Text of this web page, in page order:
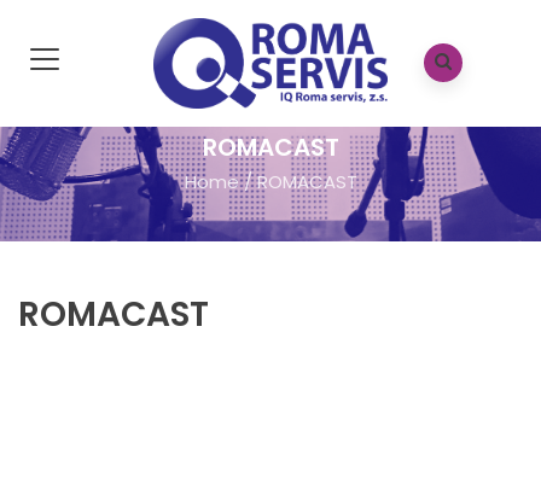
ROMACAST
Home/ROMACAST
ROMACAST